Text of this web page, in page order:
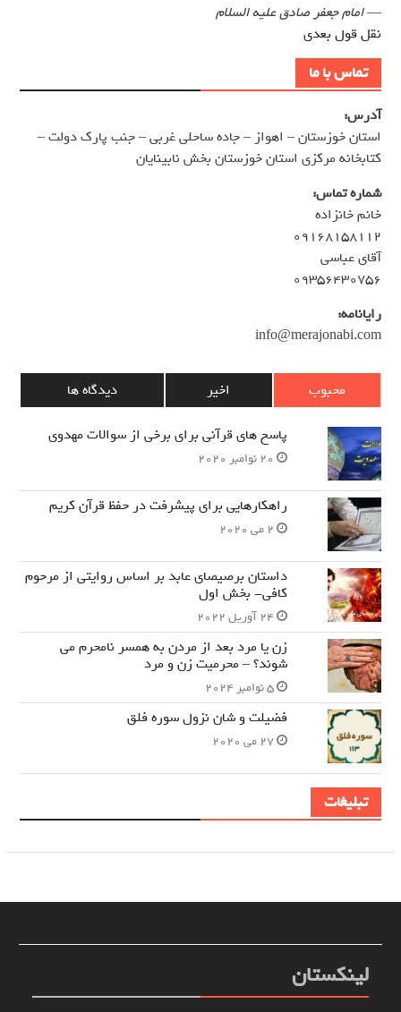
—امام جعفر صادق علیه السلام
نقل قول بعدی
تماس با ما
آدرس:
استان خوزستان – اهواز – جاده ساحلی غربی – جنب پارک دولت –
کتابخانه مرکزی استان خوزستان بخش نابینایان
شماره تماس:
خانم خانزاده
۰۹۱۶۸۱۵۸۱۱۲
آقای عباسی
۰۹۳۵۶۴۳۰۷۵۶
رایانامه:
info@merajonabi.com
محبوب اخیر دیدگاه ها
پاسخ های قرآنی برای برخی از سوالات مهدوی
20 نوامبر 2020
راهکارهایی برای پیشرفت در حفظ قرآن کریم
2 می 2020
داستان برصیصای عابد بر اساس روایتی از مرحوم
کافی- بخش اول
24 آوریل 2022
زن یا مرد بعد از مردن به همسر نامحرم می
شوند؟ – محرمیت زن و مرد
5 نوامبر 2024
فضیلت و شان نزول سوره فلق
27 می 2020
تبلیغات
لینکستان